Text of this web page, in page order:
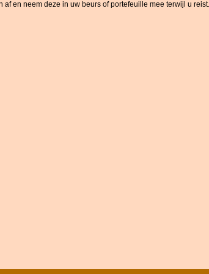
af en neem deze in uw beurs of portefeuille mee terwijl u reist.